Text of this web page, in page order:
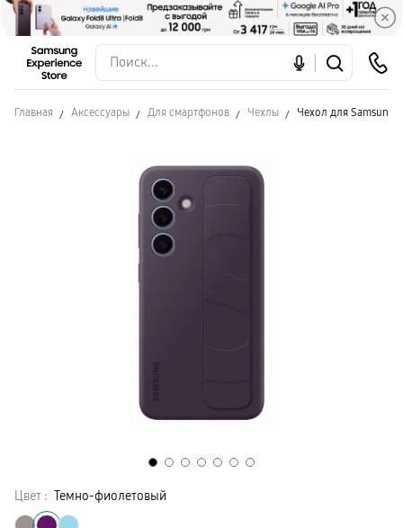
Главная Аксессуары Для смартфонов Чехлы Чехол для Samsung
Цвет : Темно-фиолетовый